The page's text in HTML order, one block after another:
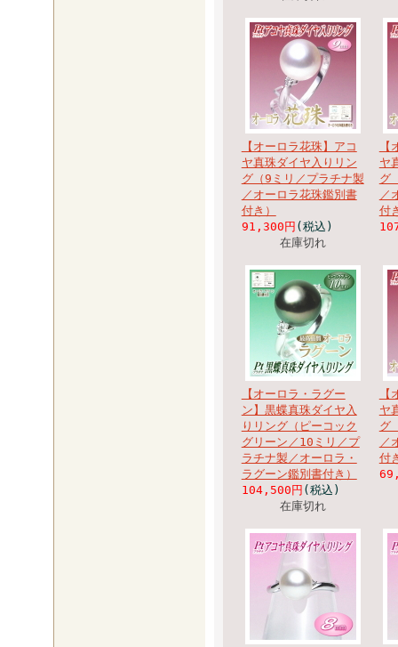
【オーロラ花珠】アコ
ヤ真珠ダイヤ入りリン
グ（9ミリ／プラチナ製
／オーロラ花珠鑑別書
付き）
91,300円 (税込)
在庫切れ
ヤ
グ
／
付
【オーロラ・ラグー
ン】黒蝶真珠ダイヤ入
りリング（ピーコック
グリーン／10ミリ／プ
ラチナ製／オーロラ・
ラグーン鑑別書付き）
104,500円 (税込)
在庫切れ
ヤ
グ
／
付